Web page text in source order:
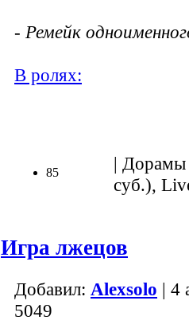
- Ремейк
В ролях:
85
| Дорамы
суб.),
Игра лжецов
Добавил: Alexsolo | 4
5049